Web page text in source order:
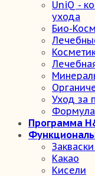
UniQ -
ухода
Био-
Уход за
Программа
Какао
Кисели